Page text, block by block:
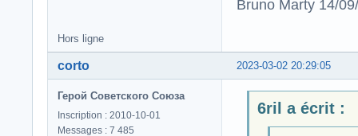
Bruno Marty 14/
Hors ligne
2023-03-02 20:29:05
corto
Герой Советского Союза
Inscription : 2010-10-01
Messages : 7 485
6ril a écrit :